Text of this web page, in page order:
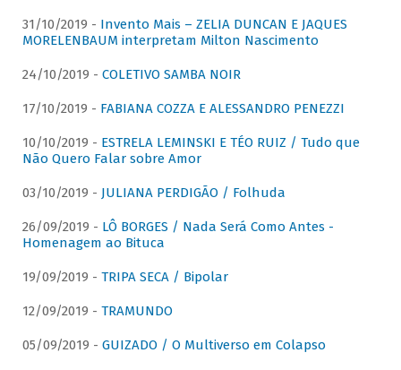
31/10/2019 - Invento Mais – ZELIA DUNCAN E JAQUES
MORELENBAUM interpretam Milton Nascimento
24/10/2019 - COLETIVO SAMBA NOIR
17/10/2019 - FABIANA COZZA E ALESSANDRO PENEZZI
10/10/2019 - ESTRELA LEMINSKI E TÉO RUIZ / Tudo que
Não Quero Falar sobre Amor
03/10/2019 - JULIANA PERDIGÃO / Folhuda
26/09/2019 - LÔ BORGES / Nada Será Como Antes -
Homenagem ao Bituca
19/09/2019 - TRIPA SECA / Bipolar
12/09/2019 - TRAMUNDO
05/09/2019 - GUIZADO / O Multiverso em Colapso